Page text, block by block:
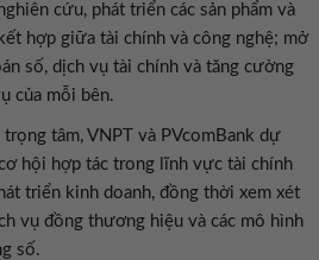
cứu, phát triển các sản phẩm và
hợp giữa tài chính và công nghệ; mở
số, dịch vụ tài chính và tăng cường
của mỗi bên.
tâm, VNPT và PVcomBank dự
hội hợp tác trong lĩnh vực tài chính
triển kinh doanh, đồng thời xem xét
vụ đồng thương hiệu và các mô hình
số.